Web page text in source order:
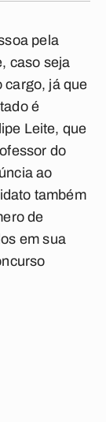
pela
caso seja
cargo, já que
é
Leite, que
do
ao
também
de
em sua